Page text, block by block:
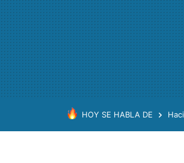
HOY SE HABLA DE